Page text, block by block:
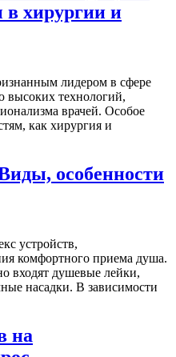
хирургии и
лидером в сфере
высоких технологий,
врачей. Особое
как хирургия и
особенности
устройств,
комфортного приема душа.
входят душевые лейки,
насадки. В зависимости
на